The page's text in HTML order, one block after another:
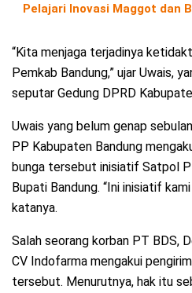
Pelajari Inovasi Maggot dan
“Kita menjaga terjadinya
Pemkab Bandung,” ujar Uwais,
seputar Gedung DPRD
Uwais yang belum genap
PP Kabupaten Bandung
bunga tersebut inisiatif Satpol
Bupati Bandung. “Ini inisiatif
katanya.
Salah seorang korban PT BDS,
CV Indofarma mengakui
tersebut. Menurutnya, hak itu